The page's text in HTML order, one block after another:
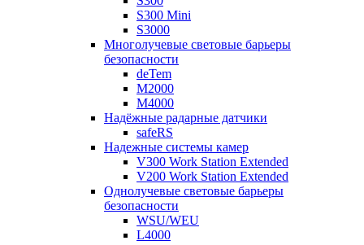
S300 Mini
S3000
Многолучевые световые барьеры
безопасности
deTem
M2000
M4000
Надёжные радарные датчики
safeRS
Надежные системы камер
V300 Work Station Extended
V200 Work Station Extended
Однолучевые световые барьеры
безопасности
WSU/WEU
L4000